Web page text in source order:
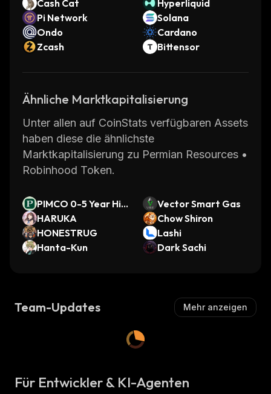
Cash Cat
Hyperliquid
Pi Network
Solana
Ondo
Cardano
Zcash
Bittensor
Ähnliche Marktkapitalisierung
Unter allen auf CoinStats verfügbaren Assets
haben diese die ähnlichste
Marktkapitalisierung zu Permian Resources •
Robinhood Token.
PIMCO 0-5 Year Hig
h Yield Corporate B
ond Index ETF (Ond
o Tokenized)
Vector Smart Gas
HARUKA
Chow Shiron
HONESTRUG
Lashi
Hanta-Kun
Dark Sachi
Team-Updates Mehr anzeigen
Für Entwickler & KI-Agenten